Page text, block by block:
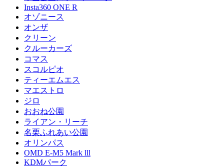
Insta360 ONE R
オゾニース
オンザ
クリーン
クルーカーズ
コマス
スコルピオ
ティーエムエス
マエストロ
ジロ
おおね公園
ライアン・リーチ
名栗ふれあい公園
オリンパス
OMD E-M5 Mark lll
KDMパーク